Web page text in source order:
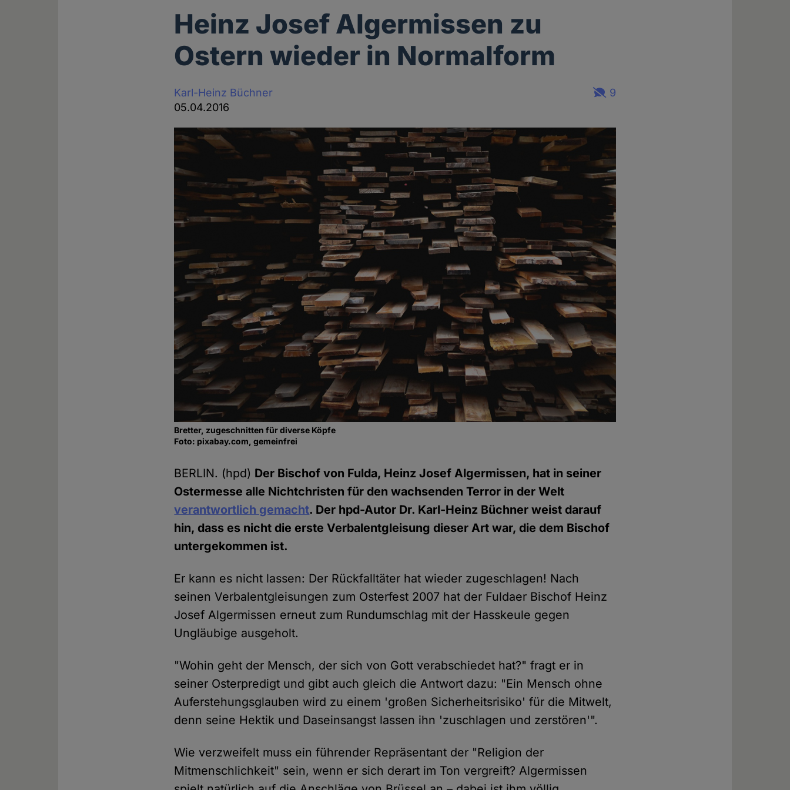
Heinz Josef Algermissen zu
Ostern wieder in Normalform
Karl-Heinz Büchner
05.04.2016
9
Bretter, zugeschnitten für diverse Köpfe
Foto: pixabay.com, gemeinfrei
BERLIN. (hpd) Der Bischof von Fulda, Heinz Josef Algermissen, hat in seiner
Ostermesse alle Nichtchristen für den wachsenden Terror in der Welt
verantwortlich gemacht. Der hpd-Autor Dr. Karl-Heinz Büchner weist darauf
hin, dass es nicht die erste Verbalentgleisung dieser Art war, die dem Bischof
untergekommen ist.
Er kann es nicht lassen: Der Rückfalltäter hat wieder zugeschlagen! Nach
seinen Verbalentgleisungen zum Osterfest 2007 hat der Fuldaer Bischof Heinz
Josef Algermissen erneut zum Rundumschlag mit der Hasskeule gegen
Ungläubige ausgeholt.
"Wohin geht der Mensch, der sich von Gott verabschiedet hat?" fragt er in
seiner Osterpredigt und gibt auch gleich die Antwort dazu: "Ein Mensch ohne
Auferstehungsglauben wird zu einem 'großen Sicherheitsrisiko' für die Mitwelt,
denn seine Hektik und Daseinsangst lassen ihn 'zuschlagen und zerstören'".
Wie verzweifelt muss ein führender Repräsentant der "Religion der
Mitmenschlichkeit" sein, wenn er sich derart im Ton vergreift? Algermissen